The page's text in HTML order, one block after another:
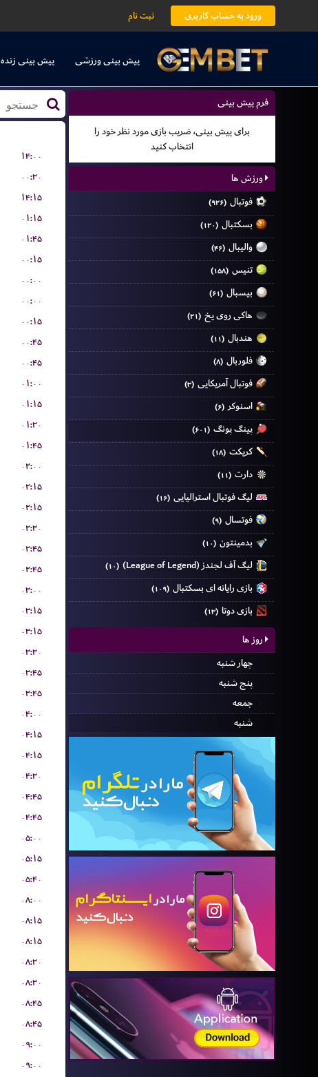
ورود به حساب کاربری ثبت نام
پیش بینی ورزشی پیش بینی زنده
فرم پیش بینی
برای پیش بینی، ضریب بازی مورد نظر خود را
انتخاب کنید
ورزش ها
فوتبال (۹۲۶)
بسکتبال (۱۲۰)
والیبال (۴۶)
تنیس (۱۵۸)
بیسبال (۶۱)
هاکی روی یخ (۲۱)
هندبال (۱۱)
فلوربال (۸)
فوتبال آمریکایی (۳)
اسنوکر (۶)
پینگ پونگ (۶۰۱)
کریکت (۱۸)
دارت (۱۱)
لیگ فوتبال استرالیایی (۱۶)
فوتسال (۹)
بدمینتون (۱۰)
لیگ آف لجندز (League of Legend) (۱۰)
بازی رایانه ای بسکتبال (۱۰۹)
بازی دوتا (۱۳)
روز ها
چهار شنبه
پنج شنبه
جمعه
شنبه
۱۴:۰۰
۰۰:۳۰
۱۴:۱۵
۰۱:۱۵
۰۱:۴۵
۰۰:۱۵
۰۰:۰۰
۰۰:۰۰
۰۰:۱۵
۰۰:۴۵
۰۰:۴۵
۰۱:۰۰
۰۱:۱۵
۰۱:۳۰
۰۱:۴۵
۰۲:۰۰
۰۲:۱۵
۰۲:۱۵
۰۲:۳۰
۰۲:۴۵
۰۲:۴۵
۰۳:۰۰
۰۳:۱۵
۰۳:۱۵
۰۳:۳۰
۰۳:۴۵
۰۳:۴۵
۰۴:۰۰
۰۴:۱۵
۰۴:۱۵
۰۴:۳۰
۰۴:۴۵
۰۴:۴۵
۰۵:۰۰
۰۵:۱۵
۰۵:۴۰
۰۸:۰۰
۰۸:۱۵
۰۸:۱۵
۰۸:۳۰
۰۸:۳۰
۰۸:۴۵
۰۸:۴۵
۰۹:۰۰
۰۹:۰۰